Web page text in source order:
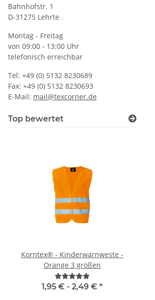
Bahnhofstr. 1
D-31275 Lehrte
Montag - Freitag
von 09:00 - 13:00 Uhr
telefonisch erreichbar
Tel: +49 (0) 5132 8230689
Fax: +49 (0) 5132 8230693
E-Mail: mail@texcorner.de
Top bewertet
Korntex® - Kinderwarnweste -
Orange 3 größen
1,95 € - 2,49 € *